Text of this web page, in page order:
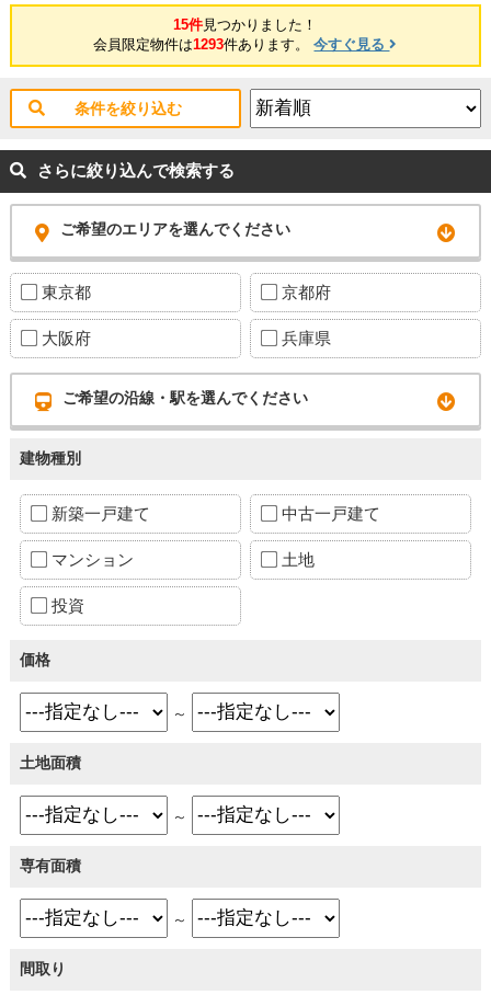
15件見つかりました！
会員限定物件は1293件あります。今すぐ見る
条件を絞り込む
さらに絞り込んで検索する
ご希望のエリアを選んでください
東京都 京都府
大阪府 兵庫県
ご希望の沿線・駅を選んでください
建物種別
新築一戸建て 中古一戸建て
マンション 土地
投資
価格
～
土地面積
～
専有面積
～
間取り